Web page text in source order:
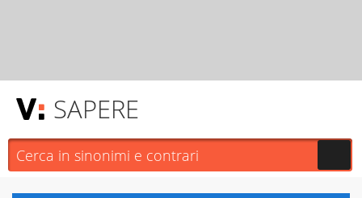
SAPERE